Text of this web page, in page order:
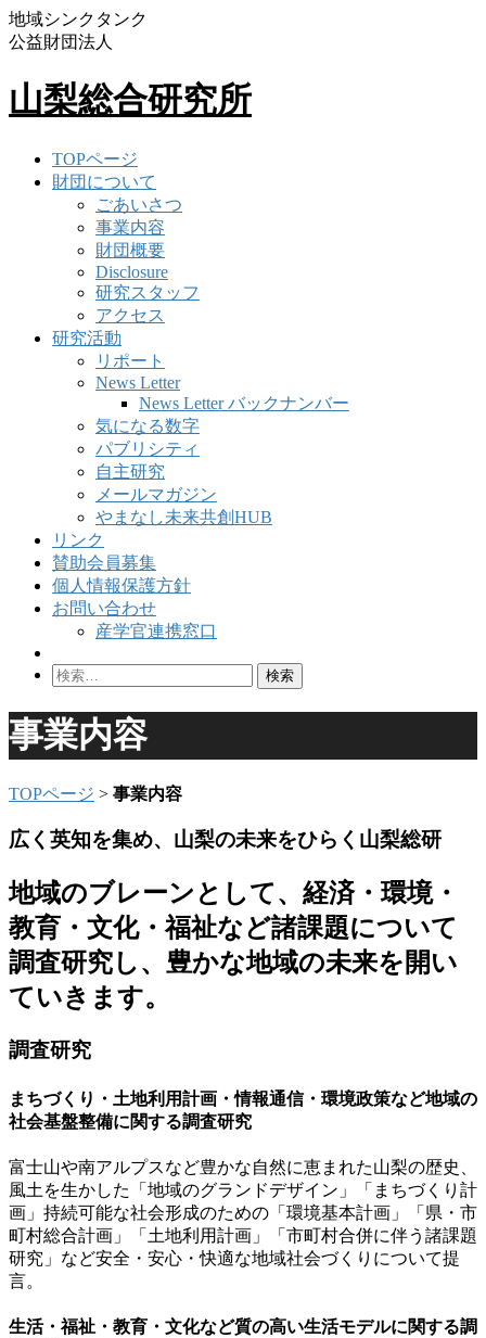
地域シンクタンク
公益財団法人
山梨総合研究所
TOPページ
財団について
ごあいさつ
事業内容
財団概要
Disclosure
研究スタッフ
アクセス
研究活動
リポート
News Letter
News Letter バックナンバー
気になる数字
パブリシティ
自主研究
メールマガジン
やまなし未来共創HUB
リンク
賛助会員募集
個人情報保護方針
お問い合わせ
産学官連携窓口
検
事業内容
TOPページ > 事業内容
広く英知を集め、山梨の未来をひらく山梨総研
地域のブレーンとして、経済・環境・
教育・文化・福祉など諸課題について
調査研究し、豊かな地域の未来を開い
ていきます。
調査研究
まちづくり・土地利用計画・情報通信・環境政策など地域の
社会基盤整備に関する調査研究
富士山や南アルプスなど豊かな自然に恵まれた山梨の歴史、
風土を生かした「地域のグランドデザイン」「まちづくり計
画」持続可能な社会形成のための「環境基本計画」「県・市
町村総合計画」「土地利用計画」「市町村合併に伴う諸課題
研究」など安全・安心・快適な地域社会づくりについて提
言。
生活・福祉・教育・文化など質の高い生活モデルに関する調